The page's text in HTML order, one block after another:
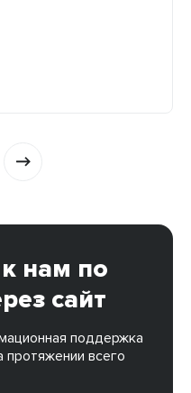
учитывать не
но и прочность и
нам по
сайт
поддержка
протяжении всего